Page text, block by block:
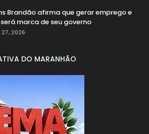
Brandão afirma que gerar emprego e
marca de seu governo
27, 2026
DO MARANHÃO